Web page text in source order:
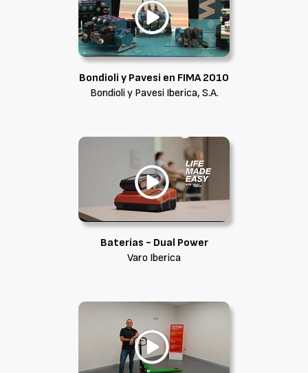
Bondioli y Pavesi en FIMA 2010
Bondioli y Pavesi Iberica, S.A.
Baterías - Dual Power
Varo Iberica